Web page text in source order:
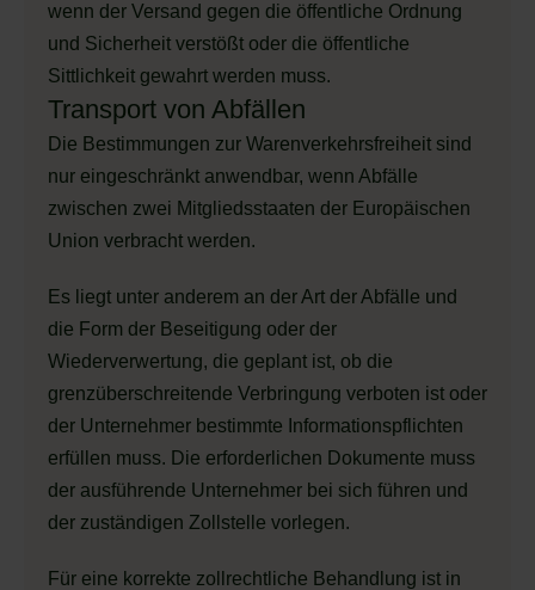
wenn der Versand gegen die öffentliche Ordnung
und Sicherheit verstößt oder die öffentliche
Sittlichkeit gewahrt werden muss.
Transport von Abfällen
Die Bestimmungen zur Warenverkehrsfreiheit sind
nur eingeschränkt anwendbar, wenn Abfälle
zwischen zwei Mitgliedsstaaten der Europäischen
Union verbracht werden.
Es liegt unter anderem an der Art der Abfälle und
die Form der Beseitigung oder der
Wiederverwertung, die geplant ist, ob die
grenzüberschreitende Verbringung verboten ist oder
der Unternehmer bestimmte Informationspflichten
erfüllen muss. Die erforderlichen Dokumente muss
der ausführende Unternehmer bei sich führen und
der zuständigen Zollstelle vorlegen.
Für eine korrekte zollrechtliche Behandlung ist in